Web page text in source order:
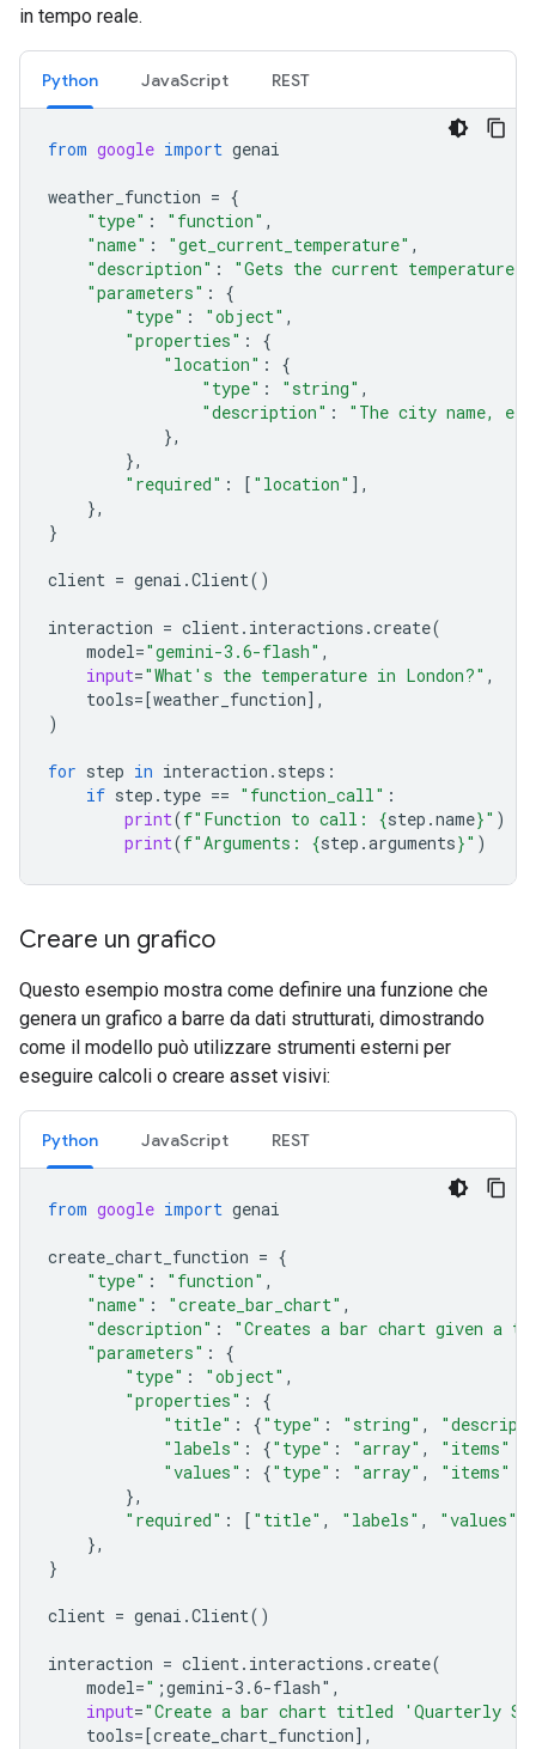
in tempo reale.
Python JavaScript REST
from google import genai
weather_function = {
"type" : "function" ,
"name" : "get_current_temperature" ,
"description" :
"Gets the current
"parameters" :
{
"type" : "object" ,
"properties" :
{
"location" :
{
"type" : "string" ,
"description" :
"The city name,
},
},
"required" : [ "location" ],
},
}
client = genai .Client()
interaction = client. interactions .create(
model="gemini-3.6-flash" ,
input="What's the temperature in London?" ,
tools=[weather_function],
)
for step in interaction . steps :
if step . type == "function_call" :
print(f"Function to call: {step .name}" )
print(f"Arguments: {step .arguments}" )
Creare un grafico
Questo esempio mostra come definire una funzione che
genera un grafico a barre da dati strutturati, dimostrando
come il modello può utilizzare strumenti esterni per
eseguire calcoli o creare asset visivi:
Python JavaScript REST
from google import genai
create_chart_function = {
"type" : "function" ,
"name" : "create_bar_chart" ,
"description" :
"Creates a bar chart given a
"parameters" :
{
"type" : "object" ,
"properties" :
{
"title" : {"type" : "string" ,
"labels" : {"type" : "array" , "items"
"values" : {"type" : "array" , "items"
},
"required" : [ "title" , "labels" , "values"
},
}
client = genai .Client()
interaction = client. interactions .create(
model=" ;gemini-3.6-flash" ,
input="Create a bar chart titled 'Quarterly
tools=[create_chart_function],